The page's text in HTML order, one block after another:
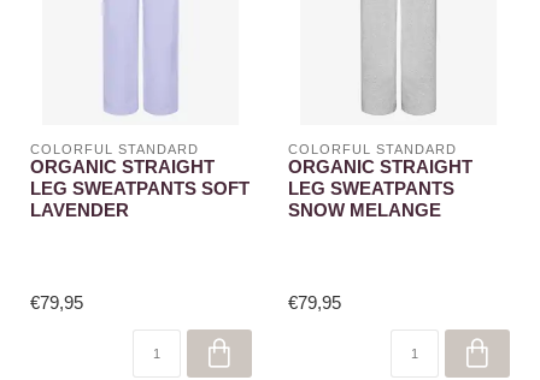
COLORFUL STANDARD
ORGANIC STRAIGHT
LEG SWEATPANTS SOFT
LAVENDER
€79,95
COLORFUL STANDARD
ORGANIC STRAIGHT
LEG SWEATPANTS
SNOW MELANGE
€79,95